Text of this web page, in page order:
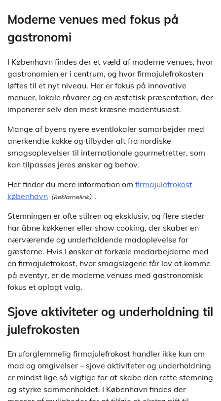
Moderne venues med fokus på
gastronomi
I København findes der et væld af moderne venues, hvor
gastronomien er i centrum, og hvor firmajulefrokosten
løftes til et nyt niveau. Her er fokus på innovative
menuer, lokale råvarer og en æstetisk præsentation, der
imponerer selv den mest kræsne madentusiast.
Mange af byens nyere eventlokaler samarbejder med
anerkendte kokke og tilbyder alt fra nordiske
smagsoplevelser til internationale gourmetretter, som
kan tilpasses jeres ønsker og behov.
Her finder du mere information om firmajulefrokost
københavn
.
Stemningen er ofte stilren og eksklusiv, og flere steder
har åbne køkkener eller show cooking, der skaber en
nærværende og underholdende madoplevelse for
gæsterne. Hvis I ønsker at forkæle medarbejderne med
en firmajulefrokost, hvor smagsløgene får lov at komme
på eventyr, er de moderne venues med gastronomisk
fokus et oplagt valg.
Sjove aktiviteter og underholdning til
julefrokosten
En uforglemmelig firmajulefrokost handler ikke kun om
mad og omgivelser – sjove aktiviteter og underholdning
er mindst lige så vigtige for at skabe den rette stemning
og styrke sammenholdet. I København findes der